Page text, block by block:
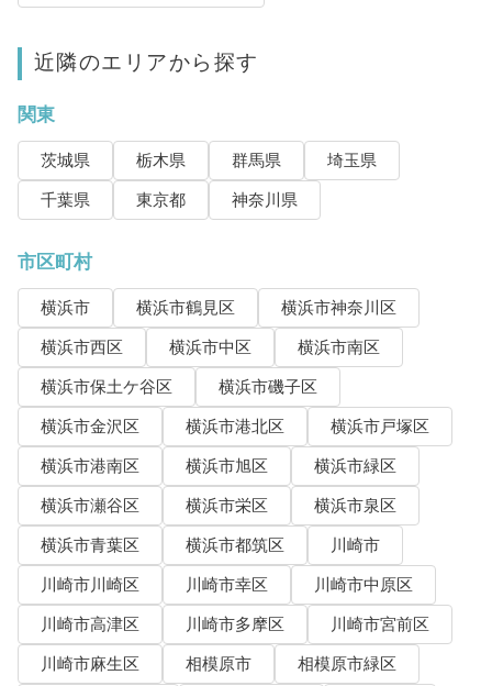
近隣のエリアから探す
関東
茨城県 栃木県 群馬県
埼玉県
千葉県
東京都 神奈川県
市区町村
横浜市 横浜市鶴見区
横浜市神奈川区
横浜市西区
横浜市中区
横浜市南区
横浜市保土ケ谷区
横浜市磯子区
横浜市金沢区
横浜市港北区
横浜市戸塚区
横浜市港南区
横浜市旭区
横浜市緑区
横浜市瀬谷区
横浜市栄区
横浜市泉区
横浜市青葉区
横浜市都筑区
川崎市
川崎市川崎区
川崎市幸区
川崎市中原区
川崎市高津区
川崎市多摩区
川崎市宮前区
川崎市麻生区
相模原市
相模原市緑区